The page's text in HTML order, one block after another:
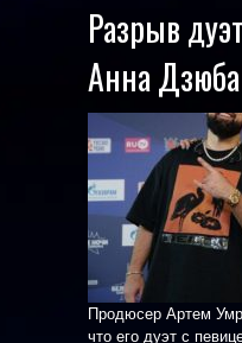
Разрыв
Анна
Продюсер Артем
что его дуэт с